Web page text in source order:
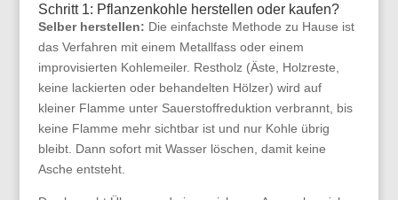
Schritt 1: Pflanzenkohle herstellen oder kaufen?
Selber herstellen: Die einfachste Methode zu Hause ist
das Verfahren mit einem Metallfass oder einem
improvisierten Kohlemeiler. Restholz (Äste, Holzreste,
keine lackierten oder behandelten Hölzer) wird auf
kleiner Flamme unter Sauerstoffreduktion verbrannt, bis
keine Flamme mehr sichtbar ist und nur Kohle übrig
bleibt. Dann sofort mit Wasser löschen, damit keine
Asche entsteht.